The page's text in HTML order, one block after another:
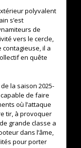
polyvalent
s’est
de
vers le cercle,
il a
en quête
la saison 2025-
de faire
où l’attaque
tir, à provoquer
grande classe a
dans l’âme,
pour porter